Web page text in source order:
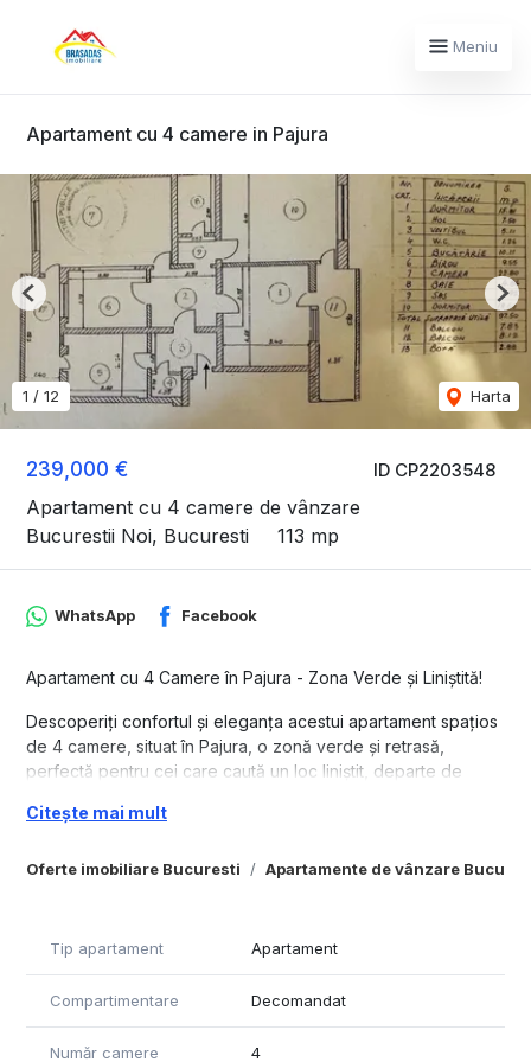
Meniu
Apartament cu 4 camere in Pajura
ID CP2203548
239,000 €
Apartament cu 4 camere de vânzare
Bucurestii Noi, Bucuresti
113 mp
1 / 12 Harta
Previous
Oferte imobiliare Bucuresti Apartamente de vânzare
WhatsApp Facebook
Apartament cu 4 Camere în Pajura - Zona Verde şi Liniştită!
Descoperiţi confortul şi eleganţa acestui apartament spaţios
de 4 camere, situat în Pajura, o zonă verde şi retrasă,
perfectă pentru cei care caută un loc liniştit, departe de
al unui imobil bine întreţinut şi izolat termic, oferă toate
- 4 Camere:
- â 2 dormitoare
- â dining
Citește mai mult
Tip apartament Apartament
Compartimentare Decomandat
Număr camere 4